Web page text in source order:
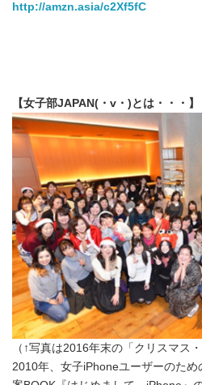
http://amzn.asia/c2Xf5fC
【女子部JAPAN(・v・)とは・・・】
（↑写真は2016年末の「クリスマス
2010年、女子iPhoneユーザーのた